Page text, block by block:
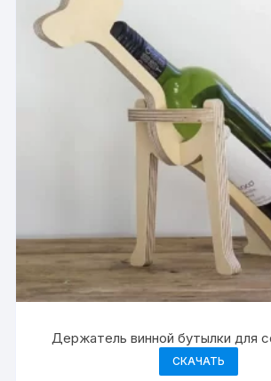
Держатель винной бутылки для
СКАЧАТЬ